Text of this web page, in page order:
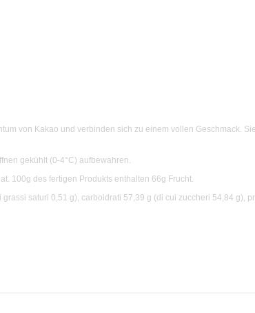
von Kakao und verbinden sich zu einem vollen Geschmack.
gekühlt (0-4°C) aufbewahren.
100g des fertigen Produkts enthalten 66g Frucht.
saturi 0,51 g), carboidrati 57,39 g (di cui zuccheri 54,84 g),